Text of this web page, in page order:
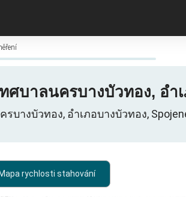
ศบาลนครบางบัวทอง, อำ
รบางบัวทอง, อำเภอบางบัวทอง,
Mapa rychlosti stahování